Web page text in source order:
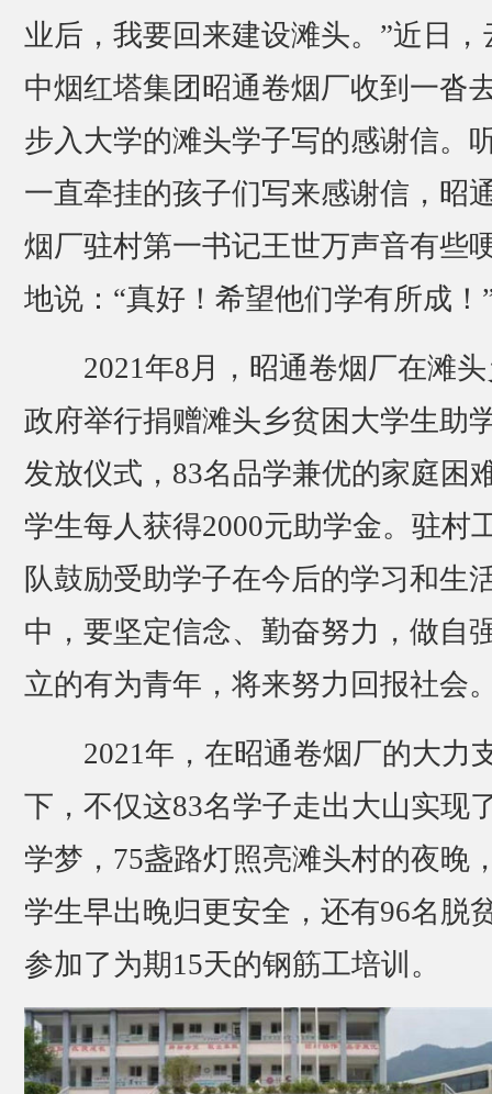
业后，我要回来建设滩头。”近日，
中烟红塔集团昭通卷烟厂收到一沓
步入大学的滩头学子写的感谢信。
一直牵挂的孩子们写来感谢信，昭
烟厂驻村第一书记王世万声音有些
地说：“真好！希望他们学有所成！
2021年8月，昭通卷烟厂在滩头
政府举行捐赠滩头乡贫困大学生助
发放仪式，83名品学兼优的家庭困
学生每人获得2000元助学金。驻村
队鼓励受助学子在今后的学习和生
中，要坚定信念、勤奋努力，做自
立的有为青年，将来努力回报社会
2021年，在昭通卷烟厂的大力
下，不仅这83名学子走出大山实现
学梦，75盏路灯照亮滩头村的夜晚
学生早出晚归更安全，还有96名脱
参加了为期15天的钢筋工培训。